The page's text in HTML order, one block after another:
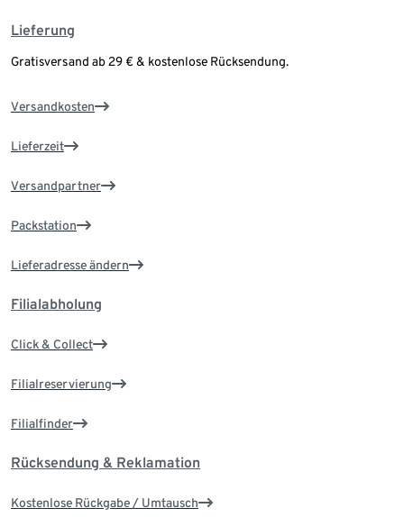
Lieferung
Gratisversand ab 29 € & kostenlose Rücksendung.
Versandkosten
Lieferzeit
Versandpartner
Packstation
Lieferadresse ändern
Filialabholung
Click & Collect
Filialreservierung
Filialfinder
Rücksendung & Reklamation
Kostenlose Rückgabe / Umtausch